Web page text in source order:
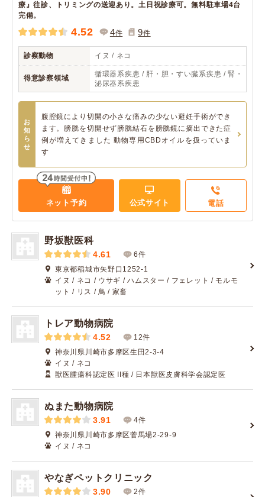
療』往診、トリミングの送迎あり。土日祝診療可。無料駐車場4台
完備。
4.52 4件 9件
診察動物 イヌ / ネコ
得意診察領域
循環器系疾患 / 肝・胆・すい臓系疾患 / 腎・
泌尿器系疾患
お
知
ら
せ
腹腔鏡により切開の小さな痛みの少ない避妊手術ができ
ます。膀胱を切開せず膀胱結石を膀胱鏡に摘出できた症
例が増えてきました 動物専用CBDオイルを扱っていま
す
ネット予約 公式サイト 電話
野坂獣医科
4.61
6件
東京都稲城市矢野口1252-1
イヌ / ネコ / ウサギ / ハムスター / フェレット / モルモ
ット / リス / 鳥 / 家畜
トレア動物病院
4.52
12件
神奈川県川崎市多摩区生田2-3-4
イヌ / ネコ
獣医腫瘍科認定医 II種 / 日本獣医皮膚科学会認定医
ぬまた動物病院
3.91
4件
神奈川県川崎市多摩区菅馬場2-29-9
イヌ / ネコ
やなぎペットクリニック
3.90
2件